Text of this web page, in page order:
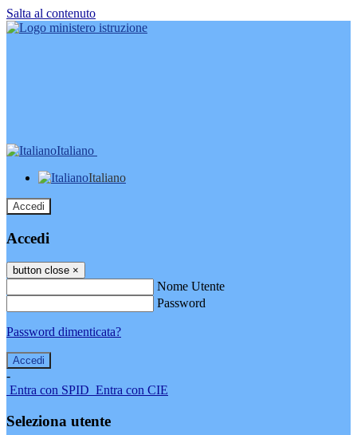
Salta al contenuto
Italiano
Italiano
Accedi
Accedi
button close ×
Nome Utente
Password
Password dimenticata?
-
Entra con SPID Entra con CIE
Seleziona utente